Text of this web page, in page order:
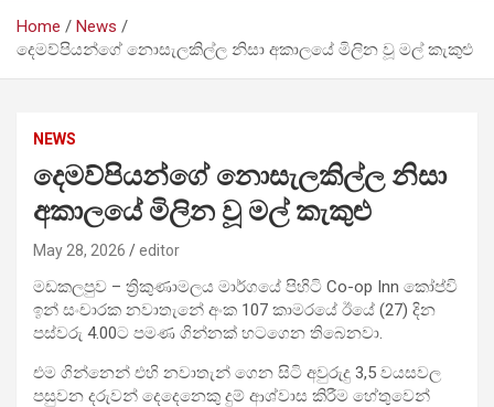
Home
News
දෙමව්පියන්ගේ නොසැලකිල්ල නිසා අකාලයේ මිලින වූ මල් කැකුළු
NEWS
දෙමව්පියන්ගේ නොසැලකිල්ල නිසා
අකාලයේ මිලින වූ මල් කැකුළු
May 28, 2026 editor
මඩකලපුව – ත්‍රිකුණාමලය මාර්ගයේ පිහිටි Co-op Inn කෝප්වි
ඉන් සංචාරක නවාතැනේ අංක 107 කාමරයේ ඊයේ (27) දින
පස්වරු 4.00ට පමණ ගින්නක් හටගෙන තිබෙනවා.
එම ගින්නෙන් එහි නවාතැන් ගෙන සිටි අවුරුදු 3,5 වයසවල
පසුවන දරුවන් දෙදෙනෙකු දුම් ආශ්වාස කිරීම හේතුවෙන්